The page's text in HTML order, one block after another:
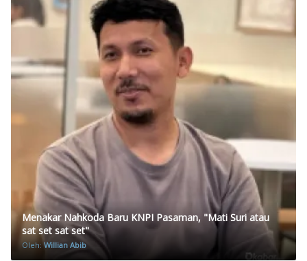
Menakar Nahkoda Baru KNPI Pasaman, "Mati Suri atau
sat set sat set"
Oleh:Willian Abib